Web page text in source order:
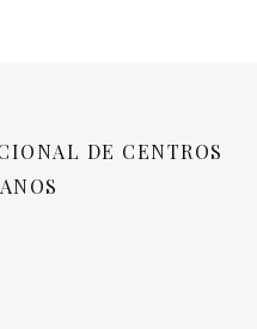
DE CENTROS